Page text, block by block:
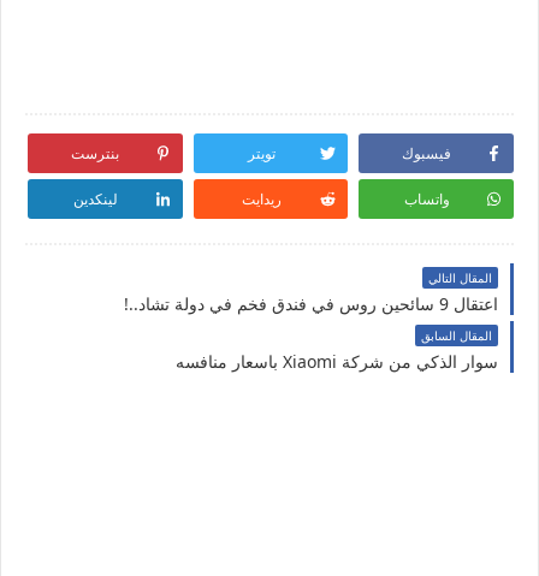
فيسبوك تويتر بنترست
واتساب ريدايت لينكدين
المقال التالي
اعتقال 9 سائحين روس في فندق فخم في دولة تشاد..!
المقال السابق
سوار الذكي من شركة Xiaomi باسعار منافسه